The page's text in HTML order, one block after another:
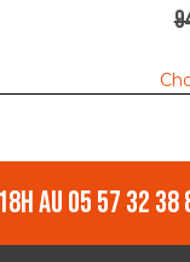
au 05 57 32 38